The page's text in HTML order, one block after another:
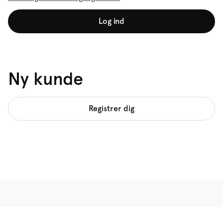
Log ind
Ny kunde
Registrer dig